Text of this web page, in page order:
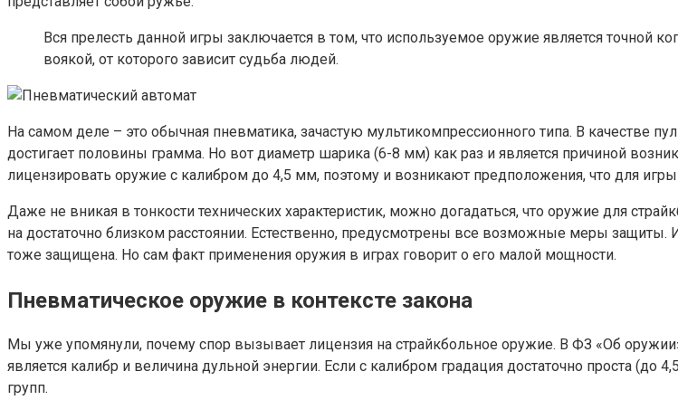
Вся прелесть данной игры заключается в том, что используемое оружие является точной
воякой, от которого зависит судьба людей.
На самом деле – это обычная пневматика, зачастую мультикомпрессионного типа. В качестве
достигает половины грамма. Но вот диаметр шарика (6-8 мм) как раз и является причиной
лицензировать оружие с калибром до 4,5 мм, поэтому и возникают предположения, что для
Даже не вникая в тонкости технических характеристик, можно догадаться, что оружие для
на достаточно близком расстоянии. Естественно, предусмотрены все возможные меры
тоже защищена. Но сам факт применения оружия в играх говорит о его малой мощности.
Пневматическое оружие в контексте закона
Мы уже упомянули, почему спор вызывает лицензия на страйкбольное оружие. В ФЗ «Об
является калибр и величина дульной энергии. Если с калибром градация достаточно проста
групп.